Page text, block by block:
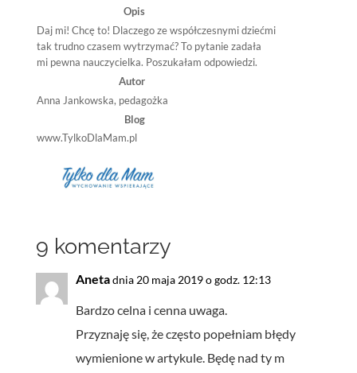
Opis
Daj mi! Chcę to! Dlaczego ze współczesnymi dziećmi
tak trudno czasem wytrzymać? To pytanie zadała
mi pewna nauczycielka. Poszukałam odpowiedzi.
Autor
Anna Jankowska, pedagożka
Blog
www.TylkoDlaMam.pl
9 komentarzy
Anetadnia 20 maja 2019 o godz. 12:13
Bardzo celna i cenna uwaga.
Przyznaję się, że często popełniam błędy
wymienione w artykule. Będę nad ty m